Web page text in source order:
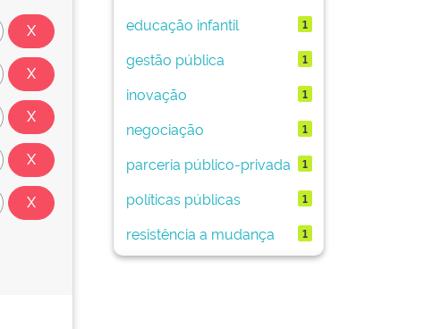
educação infantil 1
gestão pública 1
inovação 1
negociação 1
parceria público-privada 1
políticas públicas 1
resistência a mudança 1